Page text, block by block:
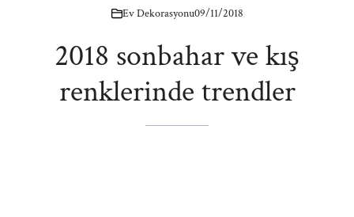
Ev Dekorasyonu09/11/2018
2018 sonbahar ve kış
renklerinde trendler